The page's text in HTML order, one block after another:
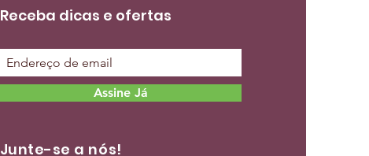
Receba dicas e ofertas
Assine Já
Junte-se a nós!